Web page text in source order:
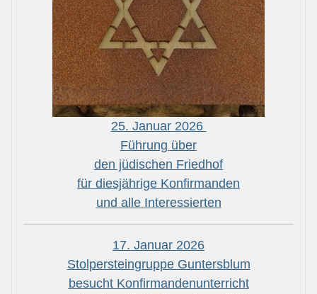
25. Januar 2026
Führung über
den jüdischen Friedhof
für diesjährige Konfirmanden
und alle Interessierten
17. Januar 2026
Stolpersteingruppe Guntersblum
besucht Konfirmandenunterricht